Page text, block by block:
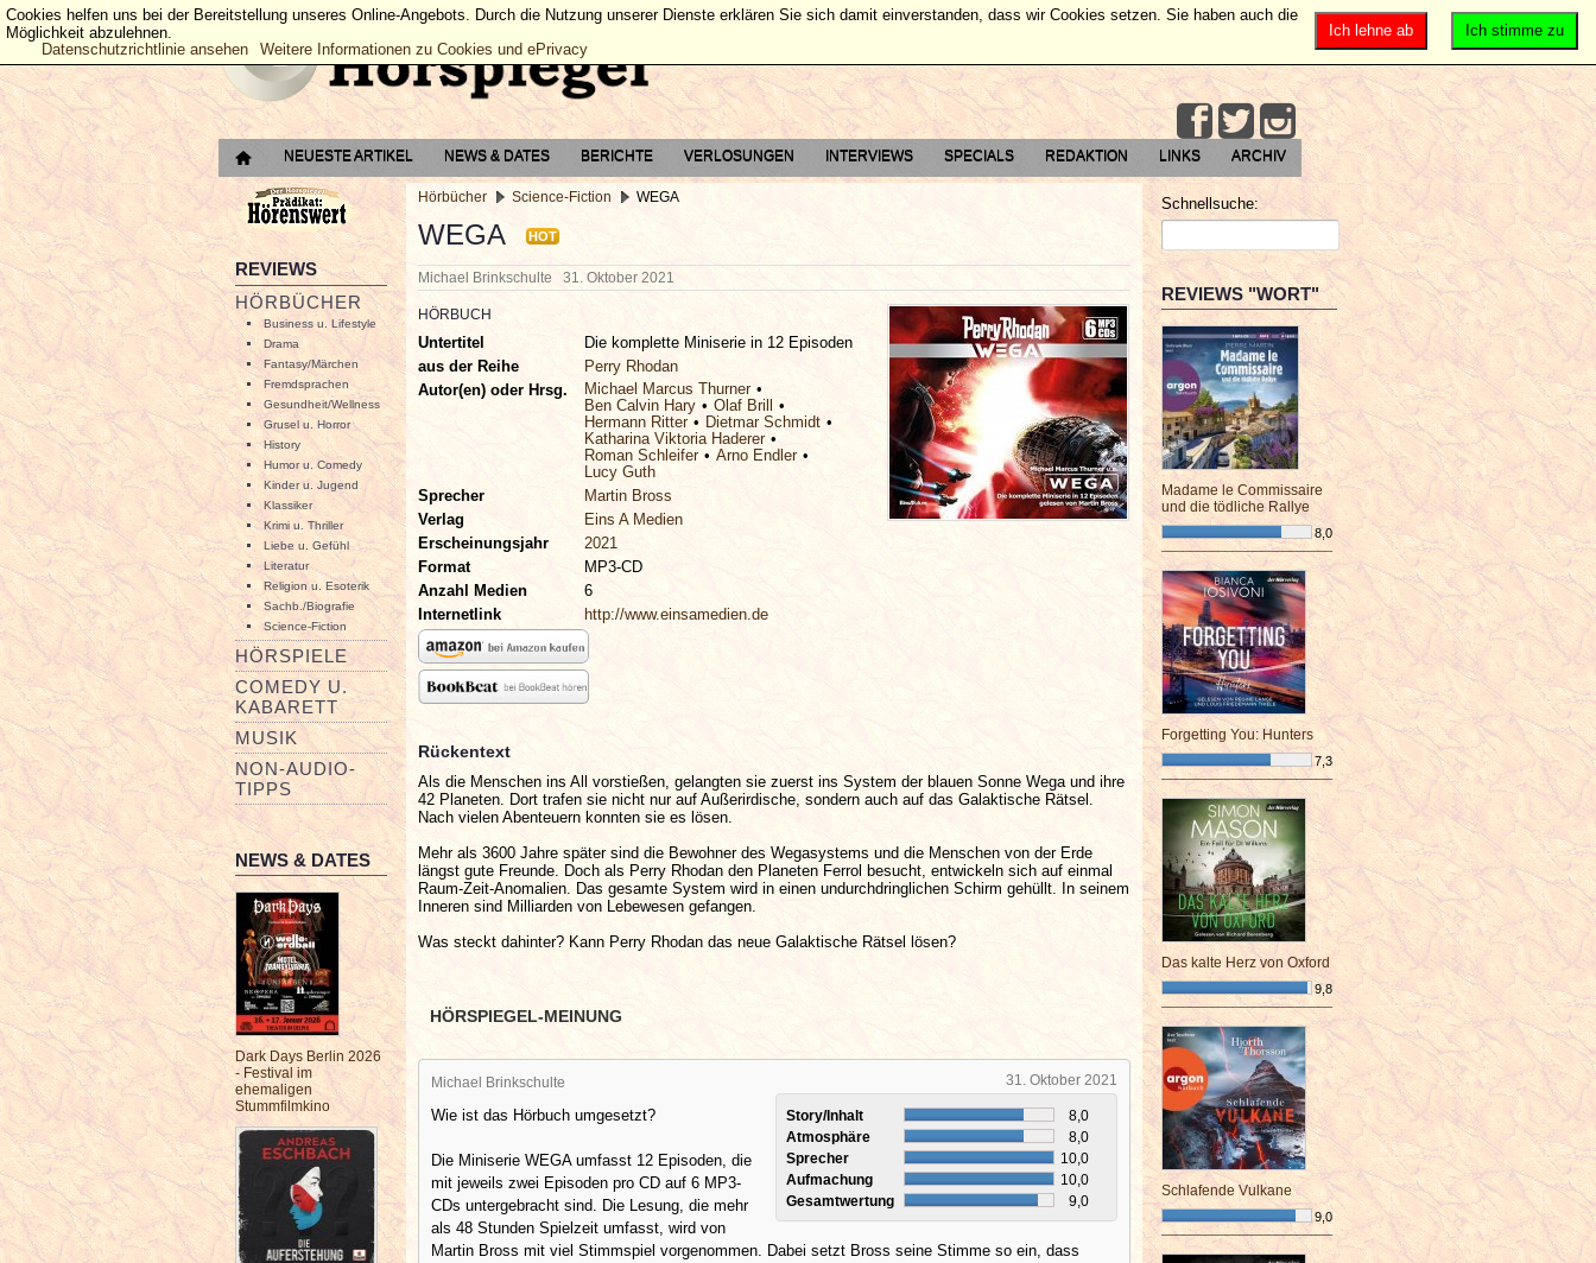
NEUESTE ARTIKEL NEWS & DATES BERICHTE VERLOSUNGEN INTERVIEWS SPECIALS REDAKTION LINKS ARCHIV
REVIEWS
HÖRBÜCHER
Business u. Lifestyle
Drama
Fantasy/Märchen
Fremdsprachen
Gesundheit/Wellness
Grusel u. Horror
History
Humor u. Comedy
Kinder u. Jugend
Klassiker
Krimi u. Thriller
Liebe u. Gefühl
Literatur
Religion u. Esoterik
Sachb./Biografie
Science-Fiction
HÖRSPIELE
COMEDY U.
KABARETT
MUSIK
NON-AUDIO-
TIPPS
NEWS & DATES
Dark Days Berlin 2026
- Festival im
ehemaligen
Stummfilmkino
Hörbücher Science-Fiction WEGA
WEGA HOT
Michael Brinkschulte 31. Oktober 2021
HÖRBUCH
Untertitel
Die komplette Miniserie in 12 Episoden
aus der Reihe
Perry Rhodan
Autor(en) oder Hrsg.
Michael Marcus Thurner
Ben Calvin Hary
Olaf Brill
Hermann Ritter
Dietmar Schmidt
Katharina Viktoria Haderer
Roman Schleifer
Arno Endler
Lucy Guth
Sprecher
Martin Bross
Verlag
Eins A Medien
Erscheinungsjahr
2021
Format
MP3-CD
Anzahl Medien
6
Internetlink
http://www.einsamedien.de
Rückentext
Als die Menschen ins All vorstießen, gelangten sie zuerst ins System der blauen Sonne Wega und ihre
42 Planeten. Dort trafen sie nicht nur auf Außerirdische, sondern auch auf das Galaktische Rätsel.
Nach vielen Abenteuern konnten sie es lösen.
Mehr als 3600 Jahre später sind die Bewohner des Wegasystems und die Menschen von der Erde
längst gute Freunde. Doch als Perry Rhodan den Planeten Ferrol besucht, entwickeln sich auf einmal
Raum-Zeit-Anomalien. Das gesamte System wird in einen undurchdringlichen Schirm gehüllt. In seinem
Inneren sind Milliarden von Lebewesen gefangen.
Was steckt dahinter? Kann Perry Rhodan das neue Galaktische Rätsel lösen?
HÖRSPIEGEL-MEINUNG
31. Oktober 2021
Michael Brinkschulte
Story/Inhalt
8,0
Atmosphäre
8,0
Sprecher
10,0
Aufmachung
10,0
Gesamtwertung
9,0
Wie ist das Hörbuch umgesetzt?
Die Miniserie WEGA umfasst 12 Episoden, die
mit jeweils zwei Episoden pro CD auf 6 MP3-
CDs untergebracht sind. Die Lesung, die mehr
als 48 Stunden Spielzeit umfasst, wird von
Martin Bross mit viel Stimmspiel vorgenommen. Dabei setzt Bross seine Stimme so ein, dass
Schnellsuche:
REVIEWS "WORT"
Madame le Commissaire
und die tödliche Rallye
8,0
¯¯¯¯¯¯¯¯¯¯¯¯¯¯¯¯¯¯¯¯¯¯¯¯
Forgetting You: Hunters
7,3
¯¯¯¯¯¯¯¯¯¯¯¯¯¯¯¯¯¯¯¯¯¯¯¯
Das kalte Herz von Oxford
9,8
¯¯¯¯¯¯¯¯¯¯¯¯¯¯¯¯¯¯¯¯¯¯¯¯
Schlafende Vulkane
9,0
¯¯¯¯¯¯¯¯¯¯¯¯¯¯¯¯¯¯¯¯¯¯¯¯
Ich stimme zu
Ich lehne ab
Cookies helfen uns bei der Bereitstellung unseres Online-Angebots. Durch die Nutzung unserer Dienste erklären Sie sich damit einverstanden, dass wir Cookies setzen. Sie haben auch die
Möglichkeit abzulehnen.
Datenschutzrichtlinie ansehen
Weitere Informationen zu Cookies und ePrivacy